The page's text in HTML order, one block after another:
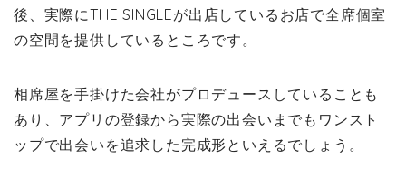
後、実際にTHE SINGLEが出店しているお店で全席個室
の空間を提供しているところです。
相席屋を手掛けた会社がプロデュースしていることも
あり、アプリの登録から実際の出会いまでもワンスト
ップで出会いを追求した完成形といえるでしょう。